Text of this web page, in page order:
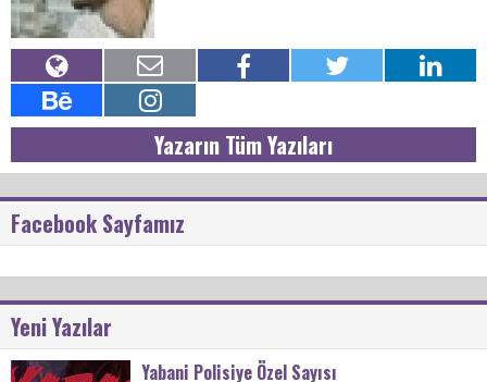
Yazarın Tüm Yazıları
Facebook Sayfamız
Yeni Yazılar
Yabani Polisiye Özel Sayısı